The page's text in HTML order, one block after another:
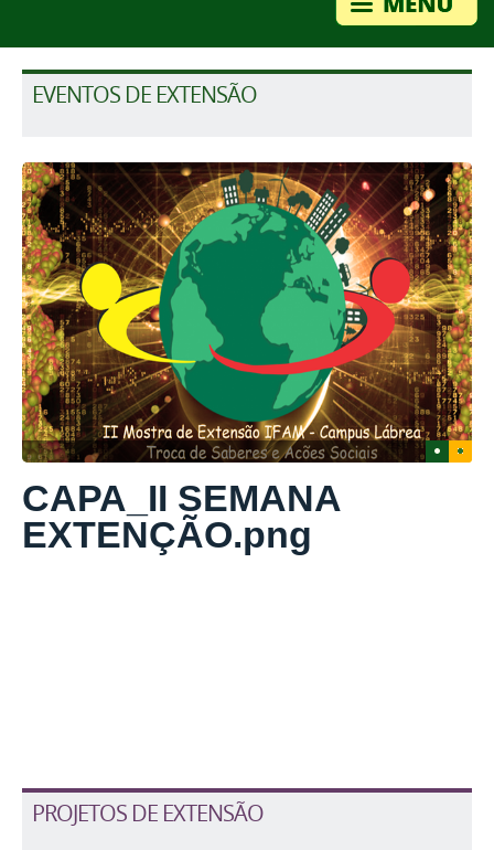
EVENTOS DE EXTENSÃO
CAPA_II SEMANA
EXTENÇÃO.png
PROJETOS DE EXTENSÃO